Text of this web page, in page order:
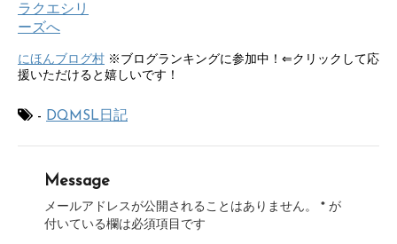
にほんブログ村 ※ブログランキングに参加中！⇐クリックして応
援いただけると嬉しいです！
- DQMSL日記
Message
メールアドレスが公開されることはありません。 * が
付いている欄は必須項目です